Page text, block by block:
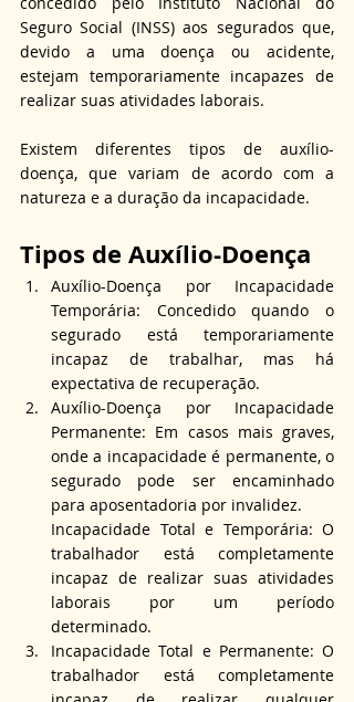
Seguro Social (INSS) aos segurados que,
devido a uma doença ou acidente,
estejam temporariamente incapazes de
realizar suas atividades laborais.
Existem diferentes tipos de auxílio-
doença, que variam de acordo com a
natureza e a duração da incapacidade.
Tipos de Auxílio-Doença
Auxílio-Doença por Incapacidade
Temporária: Concedido quando o
segurado está temporariamente
incapaz de trabalhar, mas há
expectativa de recuperação.
Auxílio-Doença por Incapacidade
Permanente: Em casos mais graves,
onde a incapacidade é permanente, o
segurado pode ser encaminhado
para aposentadoria por invalidez.
Incapacidade Total e Temporária: O
trabalhador está completamente
incapaz de realizar suas atividades
laborais por um período
determinado.
Incapacidade Total e Permanente: O
trabalhador está completamente